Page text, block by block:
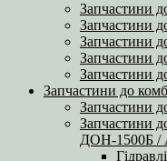
Запчастини
Запчастини
Запчастини
Запчастини
Запчастини
Запчастини до
Запчастини
Запчастини
ДОН-1500Б